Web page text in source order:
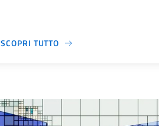
SCOPRI TUTTO